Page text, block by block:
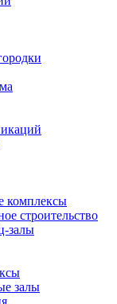
комплексы
строительство
залы
залы